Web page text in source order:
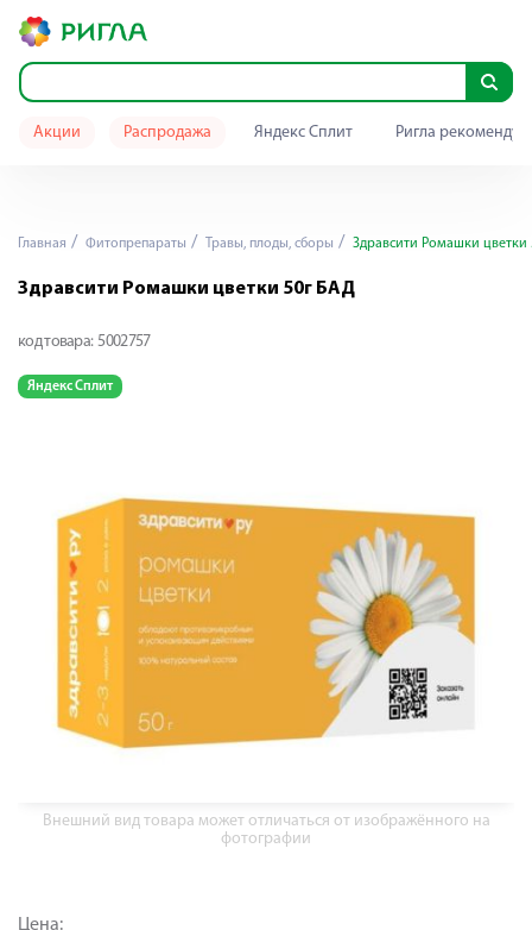
Акции Распродажа Яндекс Сплит Ригла
Главная Фитопрепараты Травы, плоды, сборы Здравсити Ромашки цветки
Здравсити Ромашки цветки 50г БАД
код товара: 5002757
Яндекс Сплит
Внешний вид товара может отличаться от изображённого на
фотографии
Цена: